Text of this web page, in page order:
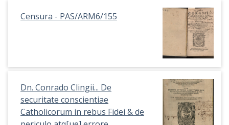
Censura - PAS/ARM6/155
Dn. Conrado Clingii... De
securitate conscientiae
Catholicorum in rebus Fidei & de